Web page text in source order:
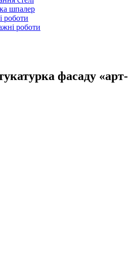
шпалер
роботи
роботи
фасаду «арт-